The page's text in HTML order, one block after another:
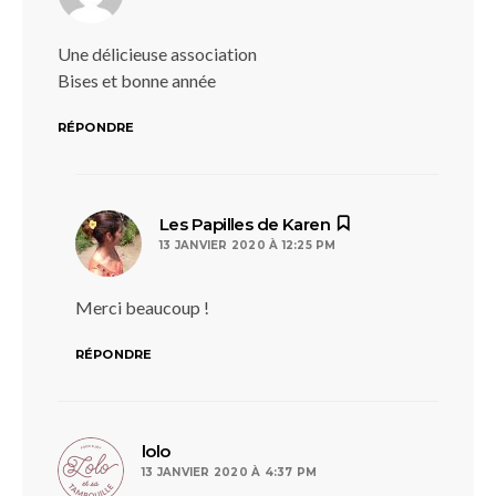
Une délicieuse association
Bises et bonne année
RÉPONDRE
Les Papilles de Karen
13 JANVIER 2020 À 12:25 PM
Merci beaucoup !
RÉPONDRE
lolodit :
13 JANVIER 2020 À 4:37 PM